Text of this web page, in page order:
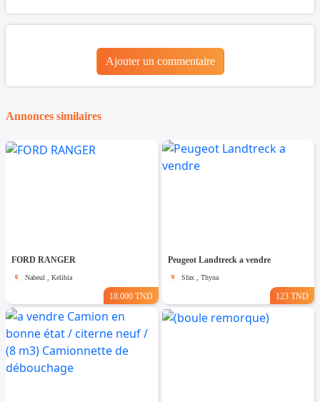
Ajouter un commentaire
Annonces similaires
FORD RANGER
Nabeul , Kelibia
18.000 TND
Peugeot Landtreck a vendre
Sfax , Thyna
123 TND